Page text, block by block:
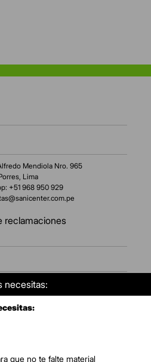
necesitas:
que no te falte material
Mendiola Nro. 965
Lima
+51 968 950 929
reclamaciones